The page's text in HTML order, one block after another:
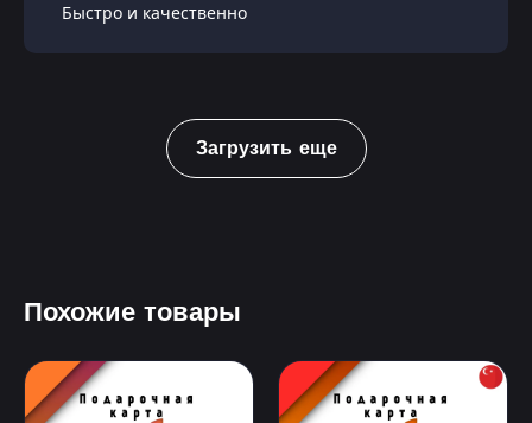
Быстро и качественно
Загрузить еще
Похожие товары